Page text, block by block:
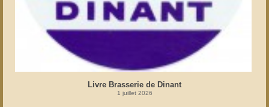
Livre Brasserie de Dinant
1 juillet 2026